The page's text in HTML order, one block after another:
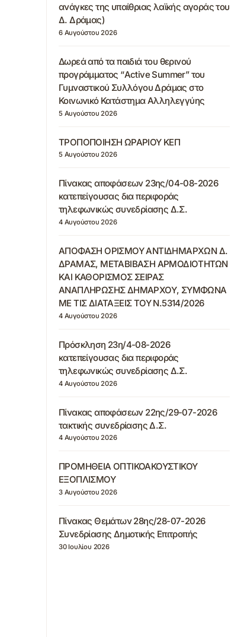
ανάγκες της υπαίθριας λαϊκής αγοράς του
Δ. Δράμας)
6 Αυγούστου 2026
Δωρεά από τα παιδιά του θερινού
προγράμματος “Active Summer” του
Γυμναστικού Συλλόγου Δράμας στο
Κοινωνικό Κατάστημα Αλληλεγγύης
5 Αυγούστου 2026
ΤΡΟΠΟΠΟΙΗΣΗ ΩΡΑΡΙΟΥ ΚΕΠ
5 Αυγούστου 2026
Πίνακας αποφάσεων 23ης/04-08-2026
κατεπείγουσας δια περιφοράς
τηλεφωνικώς συνεδρίασης Δ.Σ.
4 Αυγούστου 2026
ΑΠΟΦΑΣΗ ΟΡΙΣΜΟΥ ΑΝΤΙΔΗΜΑΡΧΩΝ Δ.
ΔΡΑΜΑΣ, ΜΕΤΑΒΙΒΑΣΗ ΑΡΜΟΔΙΟΤΗΤΩΝ
ΚΑΙ ΚΑΘΟΡΙΣΜΟΣ ΣΕΙΡΑΣ
ΑΝΑΠΛΗΡΩΣΗΣ ΔΗΜΑΡΧΟΥ, ΣΥΜΦΩΝΑ
ΜΕ ΤΙΣ ΔΙΑΤΑΞΕΙΣ ΤΟΥ Ν.5314/2026
4 Αυγούστου 2026
Πρόσκληση 23η/4-08-2026
κατεπείγουσας δια περιφοράς
τηλεφωνικώς συνεδρίασης Δ.Σ.
4 Αυγούστου 2026
Πίνακας αποφάσεων 22ης/29-07-2026
τακτικής συνεδρίασης Δ.Σ.
4 Αυγούστου 2026
ΠΡΟΜΗΘΕΙΑ ΟΠΤΙΚΟΑΚΟΥΣΤΙΚΟΥ
ΕΞΟΠΛΙΣΜΟΥ
3 Αυγούστου 2026
Πίνακας Θεμάτων 28ης/28-07-2026
Συνεδρίασης Δημοτικής Επιτροπής
30 Ιουλίου 2026